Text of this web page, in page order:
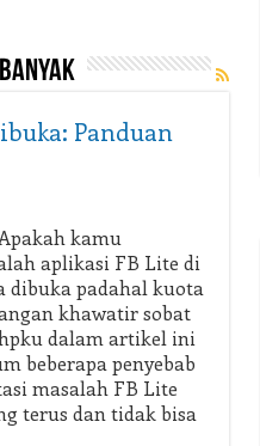
Panduan
kamu
aplikasi FB Lite di
dibuka padahal kuota
khawatir sobat
dalam artikel ini
beberapa penyebab
masalah FB Lite
terus dan tidak bisa